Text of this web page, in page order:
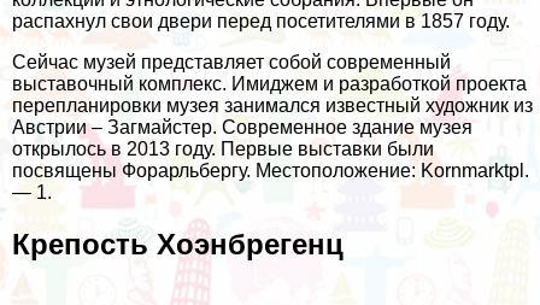
распахнул свои двери перед посетителями в 1857 году.
Сейчас музей представляет собой современный
выставочный комплекс. Имиджем и разработкой проекта
перепланировки музея занимался известный художник из
Австрии – Загмайстер. Современное здание музея
открылось в 2013 году. Первые выставки были
посвящены Форарльбергу. Местоположение: Kornmarktpl.
— 1.
Крепость Хоэнбрегенц